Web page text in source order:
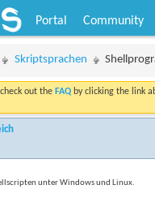
Portal Community
Skriptsprachen
out the FAQ by clicking the link
unter Windows und Linux.